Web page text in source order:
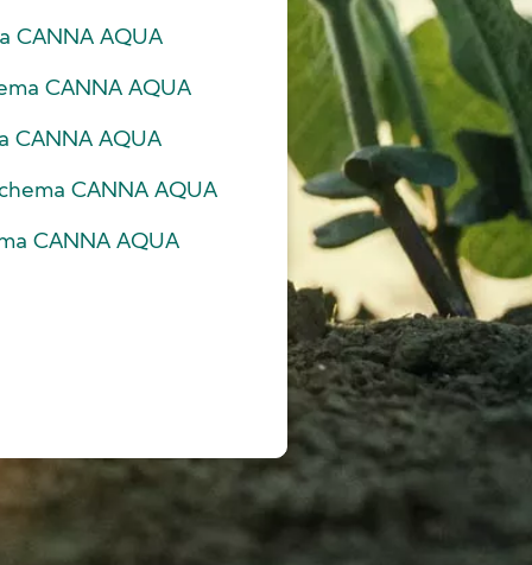
CANNA AQUA
CANNA AQUA
CANNA AQUA
CANNA AQUA
CANNA AQUA